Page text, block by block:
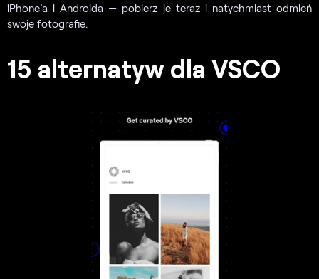
iPhone’a i Androida — pobierz je teraz i natychmiast odmień
swoje fotografie.
15 alternatyw dla VSCO